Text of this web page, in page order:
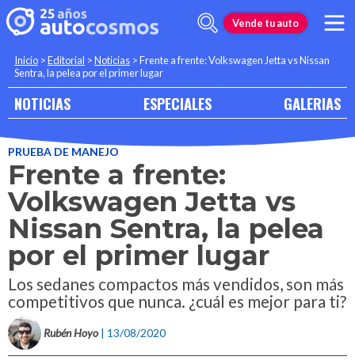
Vende tu auto
Inicio >Editorial >Noticias >Frente a frente: Volkswagen Jetta vs Nissan
Sentra, la pelea por el primer lugar
NOTICIAS ESPECIALES GALERIAS
PRUEBA DE MANEJO
Frente a frente:
Volkswagen Jetta vs
Nissan Sentra, la pelea
por el primer lugar
Los sedanes compactos más vendidos, son más
competitivos que nunca. ¿cuál es mejor para ti?
Rubén Hoyo | 13/08/2020